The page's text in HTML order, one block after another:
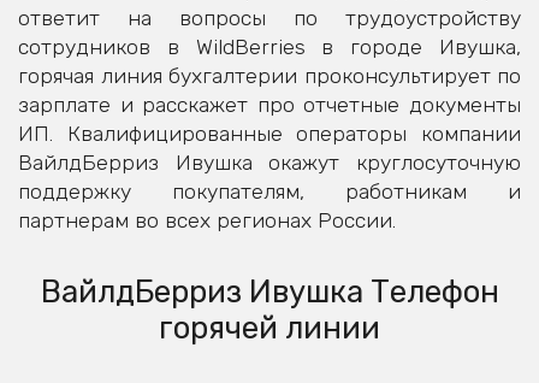
ответит на вопросы по трудоустройству
сотрудников в WildBerries в городе Ивушка,
горячая линия бухгалтерии проконсультирует по
зарплате и расскажет про отчетные документы
ИП. Квалифицированные операторы компании
ВайлдБерриз Ивушка окажут круглосуточную
поддержку покупателям, работникам и
партнерам во всех регионах России.
ВайлдБерриз Ивушка Телефон
горячей линии